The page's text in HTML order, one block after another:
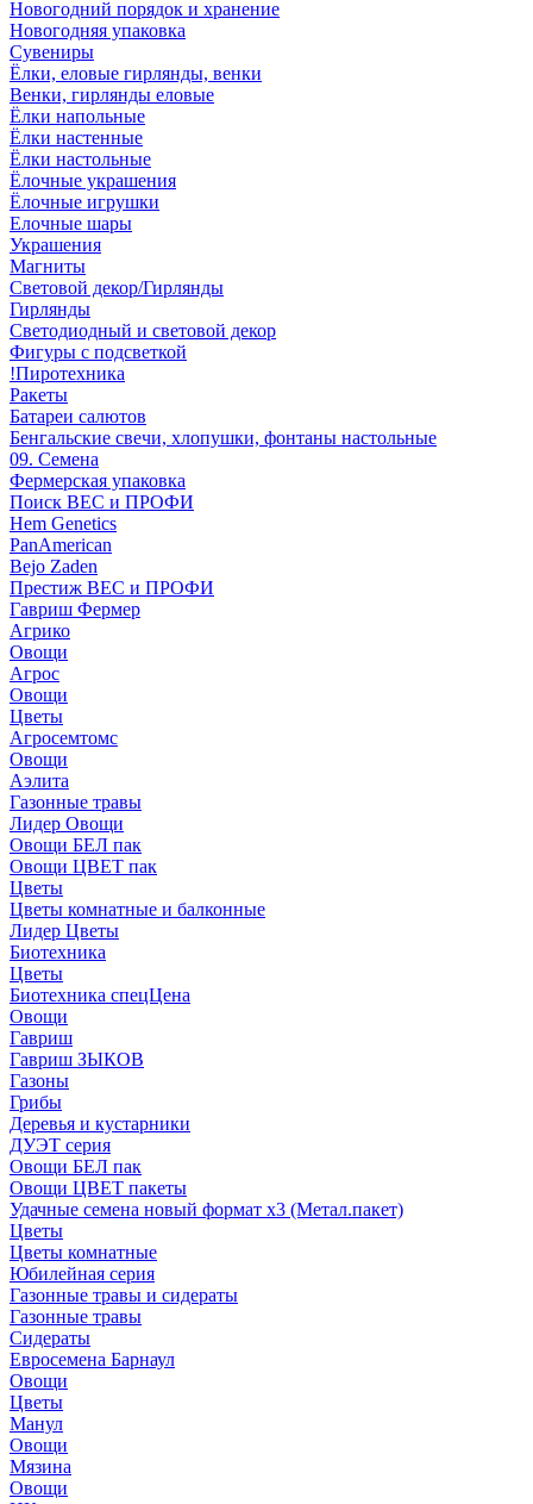
Новогодний порядок и хранение
Новогодняя упаковка
Сувениры
Ёлки, еловые гирлянды, венки
Венки, гирлянды еловые
Ёлки напольные
Ёлки настенные
Ёлки настольные
Ёлочные украшения
Ёлочные игрушки
Елочные шары
Украшения
Магниты
Световой декор/Гирлянды
Гирлянды
Светодиодный и световой декор
Фигуры с подсветкой
!Пиротехника
Ракеты
Батареи салютов
Бенгальские свечи, хлопушки, фонтаны настольные
09. Семена
Фермерская упаковка
Поиск ВЕС и ПРОФИ
Hem Genetics
PanAmerican
Bejo Zaden
Престиж ВЕС и ПРОФИ
Гавриш Фермер
Агрико
Овощи
Агрос
Овощи
Цветы
Агросемтомс
Овощи
Аэлита
Газонные травы
Лидер Овощи
Овощи БЕЛ пак
Овощи ЦВЕТ пак
Цветы
Цветы комнатные и балконные
Лидер Цветы
Биотехника
Цветы
Биотехника спецЦена
Овощи
Гавриш
Гавриш ЗЫКОВ
Газоны
Грибы
Деревья и кустарники
ДУЭТ серия
Овощи БЕЛ пак
Овощи ЦВЕТ пакеты
Удачные семена новый формат х3 (Метал.пакет)
Цветы
Цветы комнатные
Юбилейная серия
Газонные травы и сидераты
Газонные травы
Сидераты
Евросемена Барнаул
Овощи
Цветы
Манул
Овощи
Мязина
Овощи